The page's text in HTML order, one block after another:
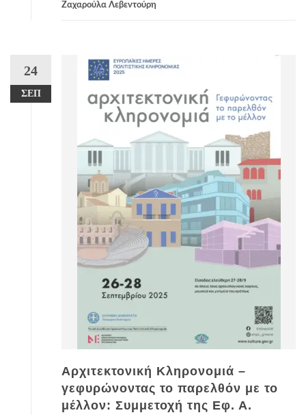
Ζαχαρούλα Λεβεντούρη
24
ΣΕΠ
Αρχιτεκτονική Κληρονομιά –
γεφυρώνοντας το παρελθόν με το
μέλλον: Συμμετοχή της Εφ. Α.